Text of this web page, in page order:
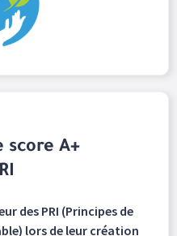
A+
des PRI (Principes de
lors de leur création